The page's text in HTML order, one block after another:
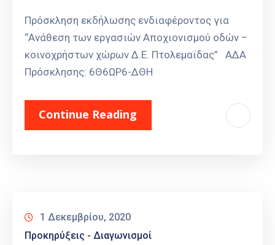
Πρόσκληση εκδήλωσης ενδιαφέροντος για
“Ανάθεση των εργασιών Αποχιονισμού οδών –
κοινοχρήστων χώρων Δ.Ε. Πτολεμαϊδας” ΑΔΑ
Πρόσκλησης: 6Θ6ΩΡ6-ΔΘΗ
Continue Reading
1 Δεκεμβρίου, 2020
Προκηρύξεις - Διαγωνισμοί